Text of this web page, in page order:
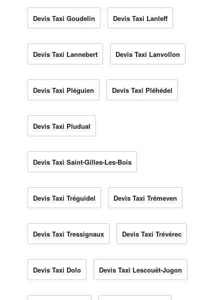
Devis Taxi Goudelin Devis Taxi Lanleff
Devis Taxi Lannebert Devis Taxi Lanvollon
Devis Taxi Pléguien Devis Taxi Pléhédel
Devis Taxi Pludual
Devis Taxi Saint-Gilles-Les-Bois
Devis Taxi Tréguidel Devis Taxi Trémeven
Devis Taxi Tressignaux Devis Taxi Trévérec
Devis Taxi Dolo Devis Taxi Lescouët-Jugon